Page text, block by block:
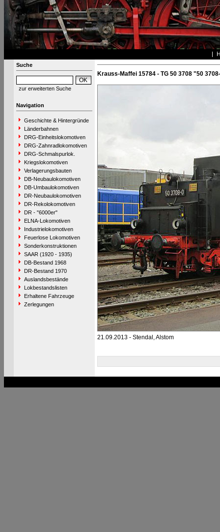
Suche
zur erweiterten Suche
Navigation
Geschichte & Hintergründe
Länderbahnen
DRG-Einheitslokomotiven
DRG-Zahnradlokomotiven
DRG-Schmalspurlok.
Kriegslokomotiven
Verlagerungsbauten
DB-Neubaulokomotiven
DB-Umbaulokomotiven
DR-Neubaulokomotiven
DR-Rekolokomotiven
DR - "6000er"
ELNA-Lokomotiven
Industrielokomotiven
Feuerlose Lokomotiven
Sonderkonstruktionen
SAAR (1920 - 1935)
DB-Bestand 1968
DR-Bestand 1970
Auslandsbestände
Lokbestandslisten
Erhaltene Fahrzeuge
Zerlegungen
Krauss-Maffei 15784 - TG 50 3708 "50
21.09.2013 - Stendal, Alstom